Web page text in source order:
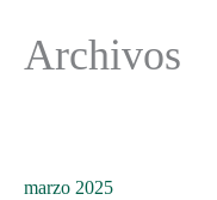
Archivos
marzo 2025